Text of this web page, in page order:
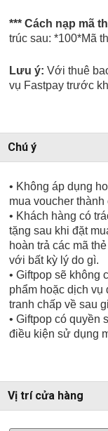
*** Cách nạp mã
trúc sau: *100*Mã
Lưu ý: Với thuê
vụ Fastpay trước
Chú ý
• Không áp dụng
mua voucher thành
• Khách hàng có
tặng sau khi đặt
hoàn trả các mã
với bất kỳ lý do gì.
• Giftpop sẽ không
phẩm hoặc dịch
tranh chấp về sau
• Giftpop có quyền
điều kiện sử dụng
Vị trí cửa hàng